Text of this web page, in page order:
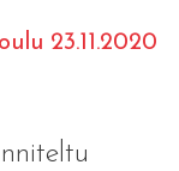
23.11.2020